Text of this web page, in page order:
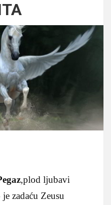
,plod ljubavi
zadaću Zeusu